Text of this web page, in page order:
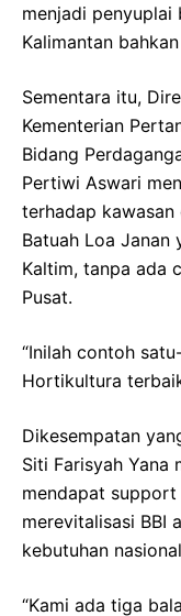
menjadi
Kalimantan
Sementara itu,
Kementerian
Bidang
Pertiwi Aswari
terhadap kawasan
Batuah Loa Janan
Kaltim, tanpa ada
Pusat.
“Inilah contoh
Hortikultura
Dikesempatan
Siti Farisyah Yana
mendapat
merevitalisasi BBI
kebutuhan
“Kami ada tiga